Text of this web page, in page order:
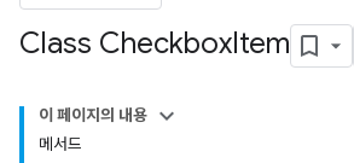
Class CheckboxItem
이 페이지의 내용
메서드